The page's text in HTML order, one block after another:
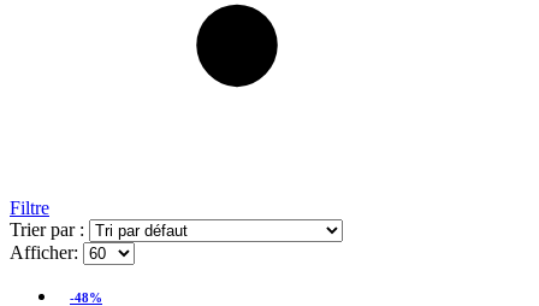
Filtre
Trier par :
Afficher:
-48%